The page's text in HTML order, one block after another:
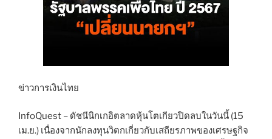
ข่าวการเงินไทย
InfoQuest – ดัชนีนิกเกอิตลาดหุ้นโตเกียวปิดลบในวันนี้ (15
เม.ย.) เนื่องจากนักลงทุนวิตกเกี่ยวกับเสถียรภาพของเศรษฐกิจ